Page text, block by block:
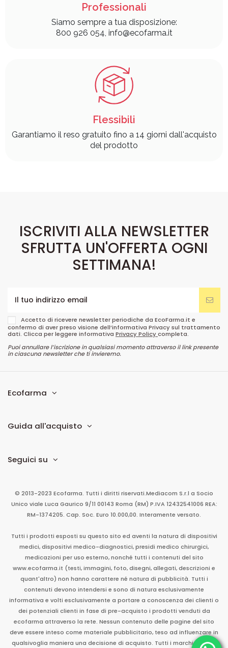
Professionali
Siamo sempre a tua disposizione:
800 926 054, info@ecofarma.it
Flessibili
Garantiamo il reso gratuito fino a 14 giorni dall'acquisto
del prodotto
ISCRIVITI ALLA NEWSLETTER
SFRUTTA UN'OFFERTA OGNI
SETTIMANA!
Accetto di ricevere newsletter periodiche da EcoFarma.it e
confermo di aver preso visione dell’informativa Privacy sul trattamento
dati. Clicca per leggere informativa Privacy Policycompleta.
Puoi annullare l’iscrizione in qualsiasi momento attraverso il link presente
in ciascuna newsletter che ti invieremo.
Ecofarma
Guida all'acquisto
Seguici su
© 2013-2023 Ecofarma. Tutti i diritti riservati.Mediacom S.r.l a Socio
Unico viale Luca Gaurico 9/11 00143 Roma (RM) P.IVA 12432541006 REA:
RM-1374205. Cap. Soc. Euro 10.000,00. Interamente versato.
Tutti i prodotti esposti su questo sito ed aventi la natura di dispositivi
medici, dispositivi medico-diagnostici, presidi medico chirurgici,
medicazioni per uso esterno, nonché tutti i contenuti del sito
www.ecofarma.it (testi, immagini, foto, disegni, allegati, descrizioni e
quant'altro) non hanno carattere né natura di pubblicità. Tutti i
contenuti devono intendersi e sono di natura esclusivamente
informativa e volti esclusivamente a portare a conoscenza dei clienti o
dei potenziali clienti in fase di pre-acquisto i prodotti venduti da
ecofarma attraverso la rete. Nessun contenuto delle pagine del sito
deve essere inteso come materiale pubblicitario, teso ad influenzare in
qualsivoglia maniera una decisione di acquisto. Tutti i marchi sono di